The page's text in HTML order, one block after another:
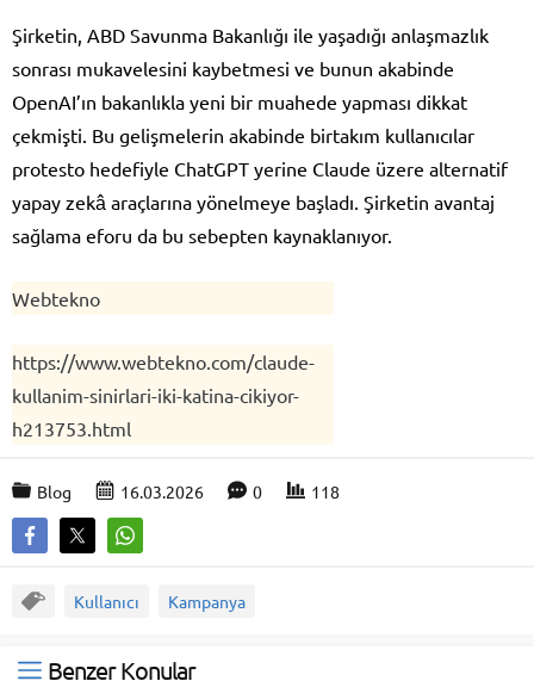
Şirketin, ABD Savunma Bakanlığı ile yaşadığı anlaşmazlık
sonrası mukavelesini kaybetmesi ve bunun akabinde
OpenAI’ın bakanlıkla yeni bir muahede yapması dikkat
çekmişti. Bu gelişmelerin akabinde birtakım kullanıcılar
protesto hedefiyle ChatGPT yerine Claude üzere alternatif
yapay zekâ araçlarına yönelmeye başladı. Şirketin avantaj
sağlama eforu da bu sebepten kaynaklanıyor.
Webtekno
https://www.webtekno.com/claude-
kullanim-sinirlari-iki-katina-cikiyor-
h213753.html
Blog 16.03.2026 0 118
Kullanıcı Kampanya
Benzer Konular